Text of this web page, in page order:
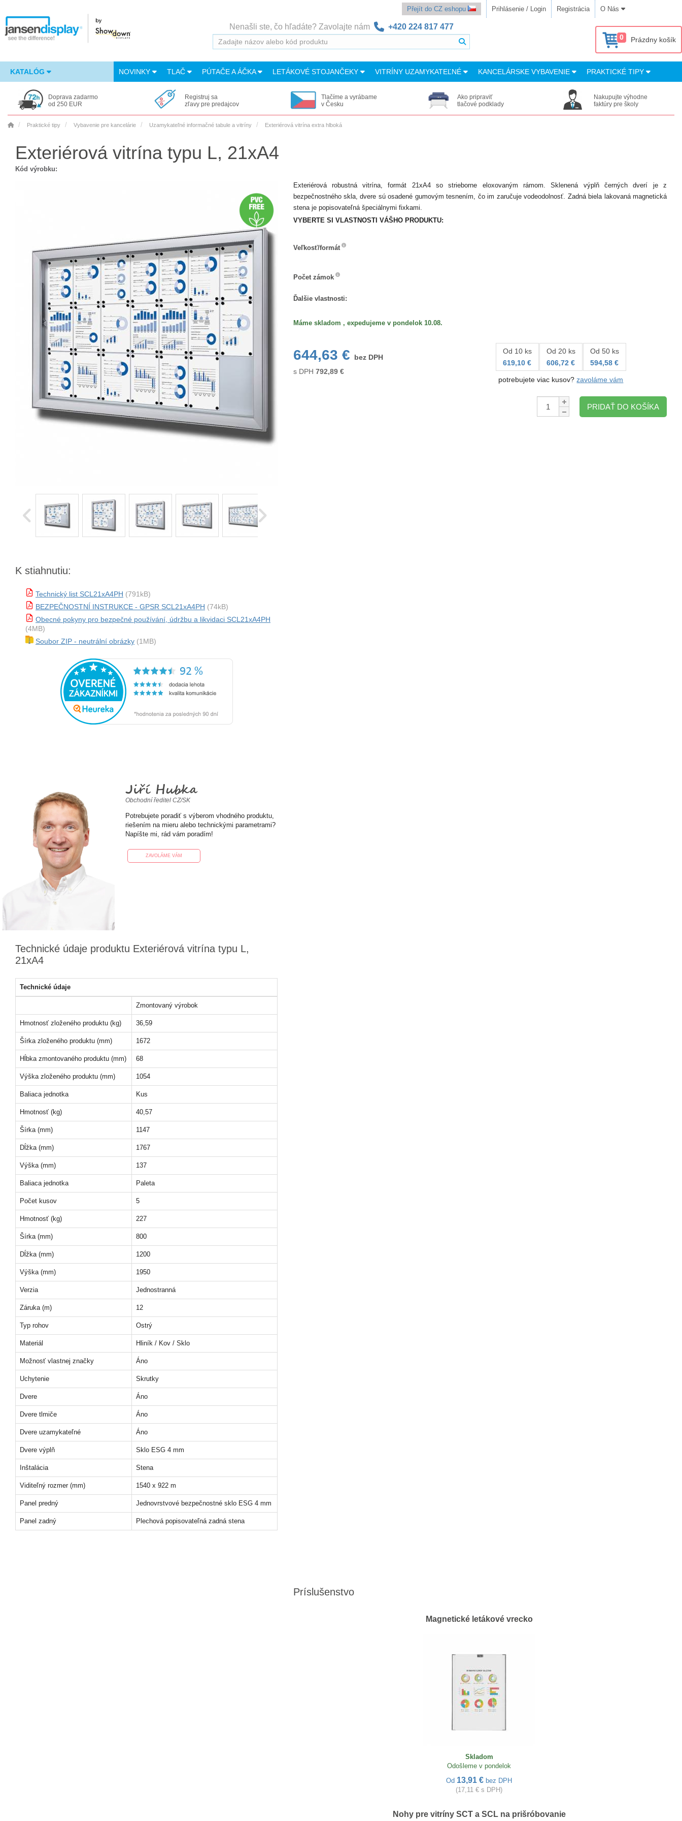
Přejít do CZ eshopu Prihlásenie / Login Registrácia O Nás
Nenašli ste, čo hľadáte? Zavolajte nám +420 224 817 477
0 Prázdny košík
KATALÓG NOVINKY TLAČ PÚTAČE A ÁČKA LETÁKOVÉ STOJANČEKY VITRÍNY UZAMYKATEĽNÉ KANCELÁRSKE VYBAVENIE PRAKTICKÉ TIPY
Doprava zadarmo
od 250 EUR
Registruj sa
zľavy pre predajcov
Tlačíme a vyrábame
v Česku
Ako pripraviť
tlačové podklady
Nakupujte výhodne
faktúry pre školy
Praktické tipy Vybavenie pre kancelárie Uzamykateľné informačné tabule a vitríny Exteriérová vitrína extra hlboká
Exteriérová vitrína typu L, 21xA4
Kód výrobku:
K stiahnutiu:
Technický list SCL21xA4PH (791kB)
BEZPEČNOSTNÍ INSTRUKCE - GPSR SCL21xA4PH (74kB)
Obecné pokyny pro bezpečné používání, údržbu a likvidaci SCL21xA4PH
(4MB)
Soubor ZIP - neutrální obrázky (1MB)
Jiří Hubka
Obchodní ředitel CZ/SK
Potrebujete poradiť s výberom vhodného produktu,
riešením na mieru alebo technickými parametrami?
Napíšte mi, rád vám poradím!
ZAVOLÁME VÁM
Technické údaje produktu Exteriérová vitrína typu L,
21xA4
Technické údaje
Zmontovaný výrobok
Hmotnosť zloženého produktu (kg) 36,59
Šírka zloženého produktu (mm) 1672
Hĺbka zmontovaného produktu (mm) 68
Výška zloženého produktu (mm) 1054
Baliaca jednotka Kus
Hmotnosť (kg) 40,57
Šírka (mm) 1147
Dĺžka (mm) 1767
Výška (mm) 137
Baliaca jednotka Paleta
Počet kusov 5
Hmotnosť (kg) 227
Šírka (mm) 800
Dĺžka (mm) 1200
Výška (mm) 1950
Verzia Jednostranná
Záruka (m) 12
Typ rohov Ostrý
Materiál Hliník / Kov / Sklo
Možnosť vlastnej značky Áno
Uchytenie Skrutky
Dvere Áno
Dvere tlmiče Áno
Dvere uzamykateľné Áno
Dvere výplň Sklo ESG 4 mm
Inštalácia Stena
Viditeľný rozmer (mm) 1540 x 922 m
Panel predný Jednovrstvové bezpečnostné sklo ESG 4 mm
Panel zadný Plechová popisovateľná zadná stena
Exteriérová robustná vitrína, formát 21xA4 so strieborne eloxovaným rámom. Sklenená výplň černých dverí je z
bezpečnostného skla, dvere sú osadené gumovým tesnením, čo im zaručuje vodeodolnosť. Zadná biela lakovaná magnetická
stena je popisovateľná špeciálnymi fixkami.
VYBERTE SI VLASTNOSTI VÁŠHO PRODUKTU:
Veľkosť/formát
Počet zámok
Ďalšie vlastnosti:
Máme skladom , expedujeme v pondelok 10.08.
644,63 €
bez DPH
s DPH 792,89€
Od 10 ks
619,10 €
Od 20 ks
606,72 €
Od 50 ks
594,58 €
potrebujete viac kusov?zavoláme vám
Množstvo:
PRIDAŤ DO KOŠÍKA
Príslušenstvo
Magnetické letákové vrecko
Skladom
Odošleme v pondelok
Od 13,91 €bez DPH
(17,11 € s DPH)
Nohy pre vitríny SCT a SCL na prišróbovanie